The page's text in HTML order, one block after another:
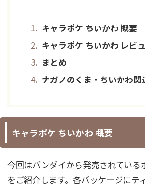
キャラポケ ちいかわ 概要
キャラポケ ちいかわ レビ
まとめ
ナガノのくま・ちいかわ関
キャラポケ ちいかわ 概要
今回はバンダイから発売されている
をご紹介します。各パッケージにテ